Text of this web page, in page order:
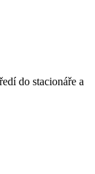
do stacionáře a